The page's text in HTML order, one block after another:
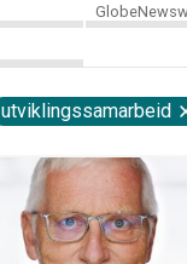
utviklingssamarbeid